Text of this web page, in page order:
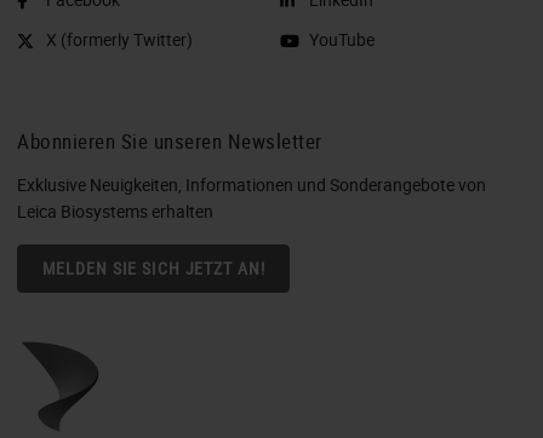
X (formerly Twitter)
YouTube
Abonnieren Sie unseren Newsletter
Exklusive Neuigkeiten, Informationen und Sonderangebote von
Leica Biosystems erhalten
MELDEN SIE SICH JETZT AN!